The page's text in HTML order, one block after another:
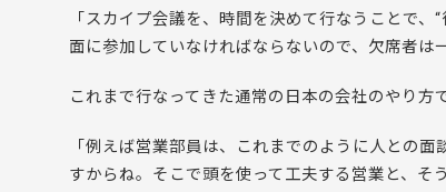
「スカイプ会議を、時間を決めて行なうことで
面に参加していなければならないので、欠席者は
これまで行なってきた通常の日本の会社のやり方
「例えば営業部員は、これまでのように人との
すからね。そこで頭を使って工夫する営業と、